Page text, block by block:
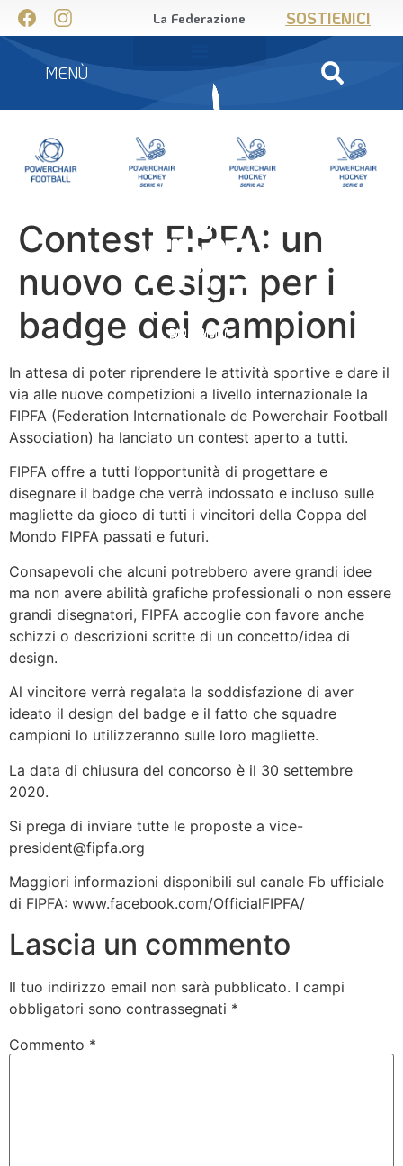
La Federazione SOSTIENICI
MENÙ
Contest FIPFA: un
nuovo design per i
badge dei campioni
In attesa di poter riprendere le attività sportive e dare il
via alle nuove competizioni a livello internazionale la
FIPFA (Federation Internationale de Powerchair Football
Association) ha lanciato un contest aperto a tutti.
FIPFA offre a tutti l’opportunità di progettare e
disegnare il badge che verrà indossato e incluso sulle
magliette da gioco di tutti i vincitori della Coppa del
Mondo FIPFA passati e futuri.
Consapevoli che alcuni potrebbero avere grandi idee
ma non avere abilità grafiche professionali o non essere
grandi disegnatori, FIPFA accoglie con favore anche
schizzi o descrizioni scritte di un concetto/idea di
design.
Al vincitore verrà regalata la soddisfazione di aver
ideato il design del badge e il fatto che squadre
campioni lo utilizzeranno sulle loro magliette.
La data di chiusura del concorso è il 30 settembre
2020.
Si prega di inviare tutte le proposte a vice-
president@fipfa.org
Maggiori informazioni disponibili sul canale Fb ufficiale
di FIPFA: www.facebook.com/OfficialFIPFA/
Lascia un commento
Il tuo indirizzo email non sarà pubblicato. I campi
obbligatori sono contrassegnati *
Commento *